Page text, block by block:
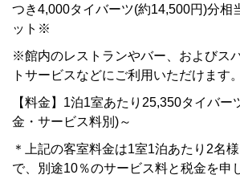
つき4,000タイバーツ(約14,500円)分相
ット※
※館内のレストランやバー、およびス
トサービスなどにご利用いただけます。
【料金】1泊1室あたり25,350タイバー
金・サービス料別)～
＊上記の客室料金は1室1泊あたり2名
で、別途10％のサービス料と税金を申